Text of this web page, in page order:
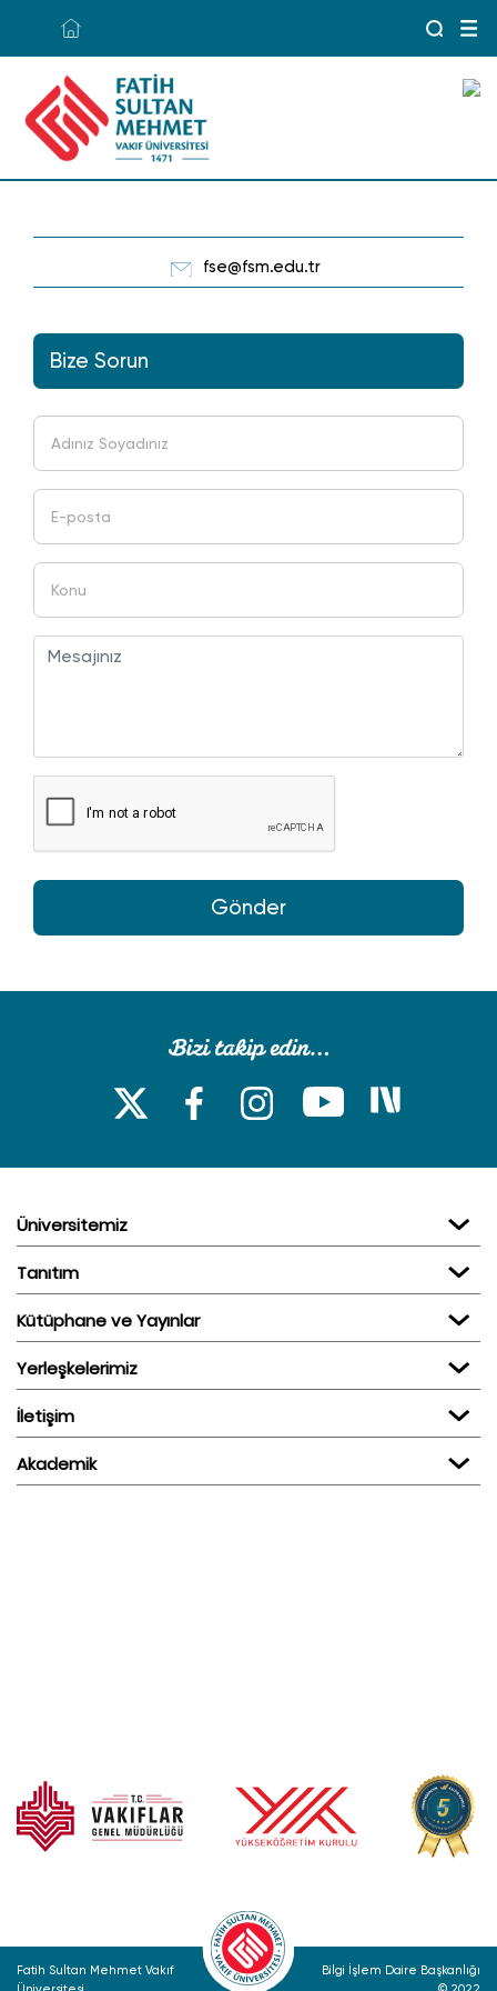
fse@fsm.edu.tr
Bize Sorun
Gönder
Üniversitemiz
Tanıtım
Kütüphane ve Yayınlar
Yerleşkelerimiz
İletişim
Akademik
Fatih Sultan Mehmet Vakıf
Bilgi İşlem Daire Başkanlığı